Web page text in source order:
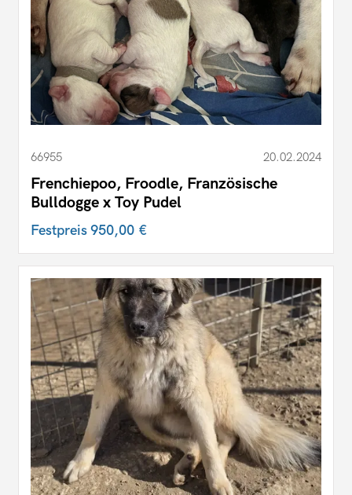
66955 20.02.2024
Frenchiepoo, Froodle, Französische
Bulldogge x Toy Pudel
Festpreis950,00 €